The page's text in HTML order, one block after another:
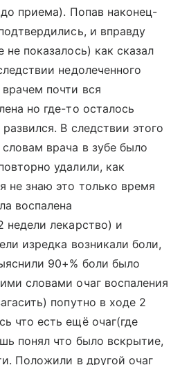
приема). Попав наконец-
и вправду
не показалось) как сказал
недолеченного
почти вся
но где-то осталось
В следствии этого
врача в зубе было
удалили, как
не знаю это только время
воспалена
недели лекарство) и
изредка возникали боли,
90+% боли было
словами очаг воспаления
попутно в ходе 2
что есть ещё очаг(где
понял что было вскрытие,
Положили в другой очаг